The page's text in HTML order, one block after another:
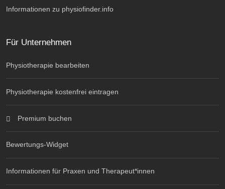
Informationen zu physiofinder.info
Für Unternehmen
Physiotherapie bearbeiten
Physiotherapie kostenfrei eintragen
Premium buchen
Bewertungs-Widget
Informationen für Praxen und Therapeut*innen